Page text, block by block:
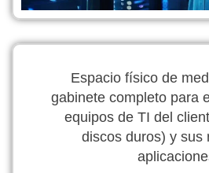
Espacio físico de
gabinete completo para
equipos de TI del
discos duros) y sus